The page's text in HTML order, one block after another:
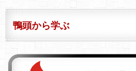
鴨頭から学ぶ